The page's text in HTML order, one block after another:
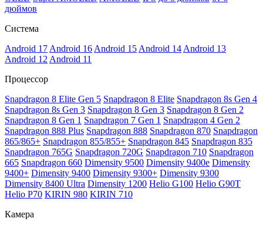
дюймов
Система
Android 17 Android 16 Android 15 Android 14 Android 13
Android 12 Android 11
Процессор
Snapdragon 8 Elite Gen 5 Snapdragon 8 Elite Snapdragon 8s Gen 4
Snapdragon 8s Gen 3 Snapdragon 8 Gen 3 Snapdragon 8 Gen 2
Snapdragon 8 Gen 1 Snapdragon 7 Gen 1 Snapdragon 4 Gen 2
Snapdragon 888 Plus Snapdragon 888 Snapdragon 870 Snapdragon
865/865+ Snapdragon 855/855+ Snapdragon 845 Snapdragon 835
Snapdragon 765G Snapdragon 720G Snapdragon 710 Snapdragon
665 Snapdragon 660 Dimensity 9500 Dimensity 9400e Dimensity
9400+ Dimensity 9400 Dimensity 9300+ Dimensity 9300
Dimensity 8400 Ultra Dimensity 1200 Helio G100 Helio G90T
Helio P70 KIRIN 980 KIRIN 710
Камера